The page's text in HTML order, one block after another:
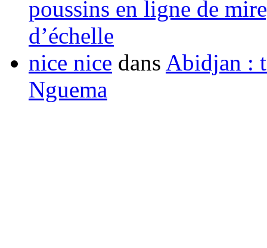
poussins en ligne de
d’échelle
nice nice dans Abidjan :
Nguema